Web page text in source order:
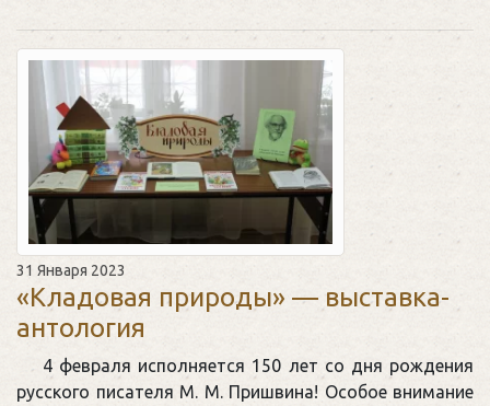
31 Января 2023
«Кладовая природы» — выставка-
антология
4 февраля исполняется 150 лет со дня рождения
русского писателя М. М. Пришвина! Особое внимание